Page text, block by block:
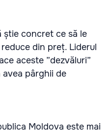
știe concret ce să le
din preț. Liderul
aceste ”dezvăluri”
avea pârghii de
Moldova este mai